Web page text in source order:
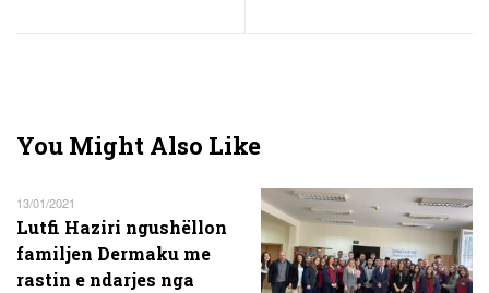
You Might Also Like
13/01/2021
Lutfi Haziri ngushëllon
familjen Dermaku me
rastin e ndarjes nga